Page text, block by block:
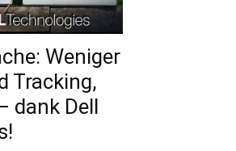
Weniger
Tracking,
dank Dell